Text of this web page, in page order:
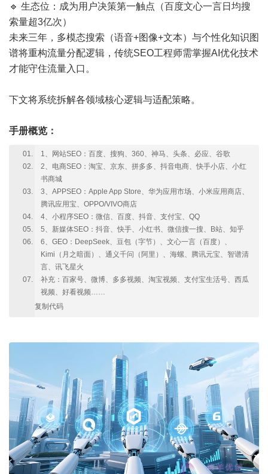
🔹 生态位：成为用户决策第一触点（百度文心一言日均搜
索量超3亿次）
未来三年，多模态搜索（语音+图像+文本）与个性化知识图
谱将重构流量分配逻辑，传统SEO工程师需掌握AI优化技术
才能守住流量入口。
下文将系统拆解各领域核心逻辑与适配策略。
手册概览：
1、网站SEO：百度、搜狗、360、神马、头条、必应、谷歌
2、电商SEO：淘宝、京东、拼多多、抖音电商、快手小店、小红
书商城
3、APPSEO：Apple App Store、华为应用市场、小米应用商店、
腾讯应用宝、OPPO/VIVO商店
4、小程序SEO：微信、百度、抖音、支付宝、QQ
5、新媒体SEO：抖音、快手、小红书、微信搜一搜、B站、知乎
6、GEO：DeepSeek、豆包（字节）、文心一言（百度）、
Kimi（月之暗面）、通义千问（阿里）、海螺、腾讯元宝、智谱清
言、讯飞星火
补充：百家号、微博、多多视频、淘宝视频、支付宝生活号、西瓜
视频、好看视频……
复制代码